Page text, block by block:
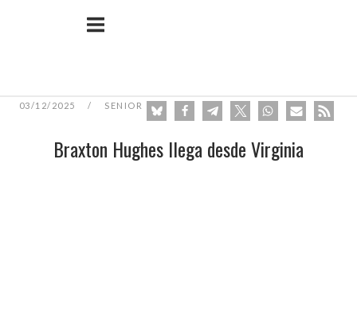
03/12/2025 SENIOR
Braxton Hughes llega desde Virginia